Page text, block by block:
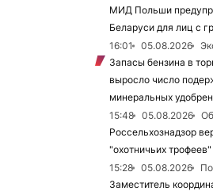
МИД Польши
Беларуси для лиц с
16:01
05.08.2026
Запасы бензина в
выросло число
минеральных
15:48
05.08.2026
Россельхознадзор
"охотничьих
15:28
05.08.2026
Заместитель